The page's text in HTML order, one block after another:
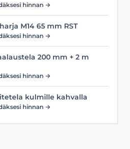
hinnan →
M14 65 mm RST
hinnan →
200 mm + 2 m
hinnan →
kulmille kahvalla
hinnan →